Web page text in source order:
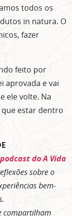
todos os
in natura. O
fazer
feito por
aprovada e vai
ele volte. Na
estar dentro
podcast do A Vida
sobre o
bem-
compartilham